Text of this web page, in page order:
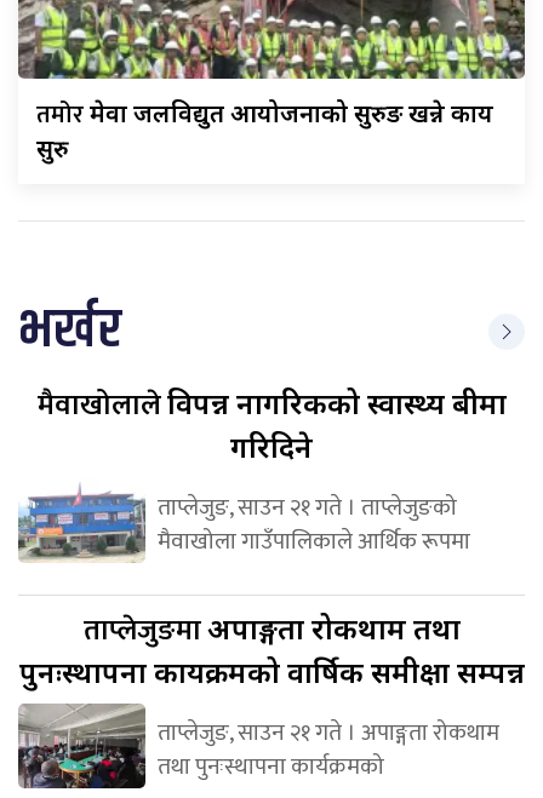
तमोरमेवा जलविद्युत आयोजनाको सुरुङ खन्ने कार्य
सुरु
भर्खर
मैवाखोलालेविपन्न नागरिकको स्वास्थ्य बीमा
गरिदिने
ताप्लेजुङ, साउन २१ गते । ताप्लेजुङको
मैवाखोला गाउँपालिकाले आर्थिक रूपमा
ताप्लेजुङमाअपाङ्गता रोकथाम तथा
पुनःस्थापना कार्यक्रमको वार्षिक समीक्षा सम्पन्न
ताप्लेजुङ, साउन २१ गते । अपाङ्गता रोकथाम
तथा पुनःस्थापना कार्यक्रमको